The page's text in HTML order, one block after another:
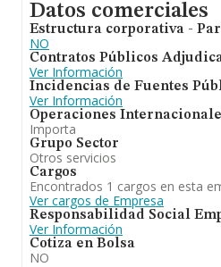
Datos comerciales
Estructura corporativa -
NO
Contratos Públicos
Ver Información
Incidencias de Fuentes
Ver Información
Operaciones
Importa
Grupo Sector
Otros servicios
Cargos
Encontrados 1 cargos en esta
Ver cargos de Empresa
Responsabilidad Social
Ver Información
Cotiza en Bolsa
NO